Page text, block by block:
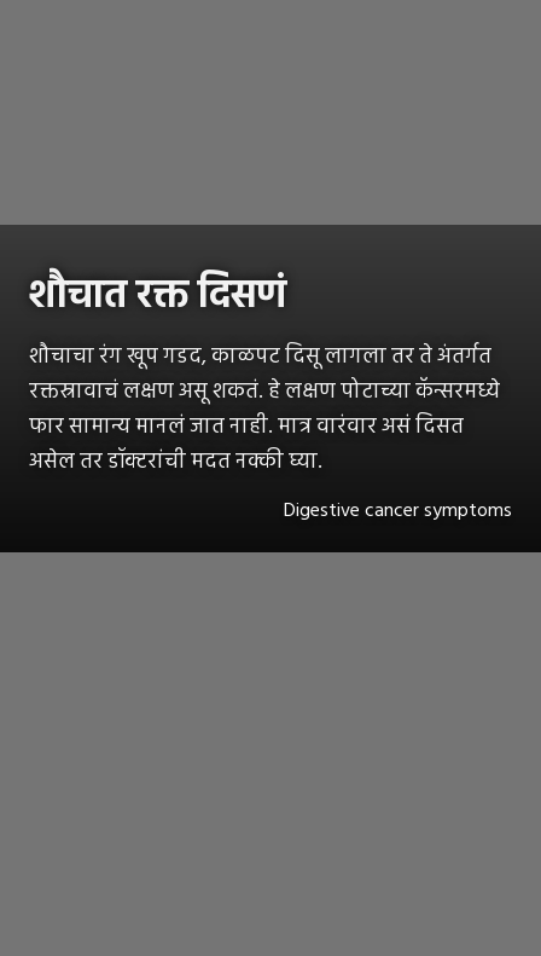
शौचात रक्त दिसणं
शौचाचा रंग खूप गडद, काळपट दिसू लागला तर ते अंतर्गत
रक्तस्रावाचं लक्षण असू शकतं. हे लक्षण पोटाच्या कॅन्सरमध्ये
फार सामान्य मानलं जात नाही. मात्र वारंवार असं दिसत
असेल तर डॉक्टरांची मदत नक्की घ्या.
Digestive cancer symptoms